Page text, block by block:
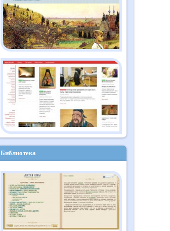
Православный дайджест
"Душа" №11 (183) ноябрь
2025
Православный дайджест
"Душа" №10 (182)
октябрь 2025
Библиотека